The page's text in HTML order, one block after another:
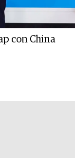
con China